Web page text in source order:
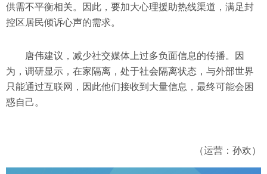
供需不平衡相关。因此，要加大心理援助热线渠道，满足封
控区居民倾诉心声的需求。
唐伟建议，减少社交媒体上过多负面信息的传播。因
为，调研显示，在家隔离，处于社会隔离状态，与外部世界
只能通过互联网，因此他们接收到大量信息，最终可能会困
惑自己。
（运营：孙欢）